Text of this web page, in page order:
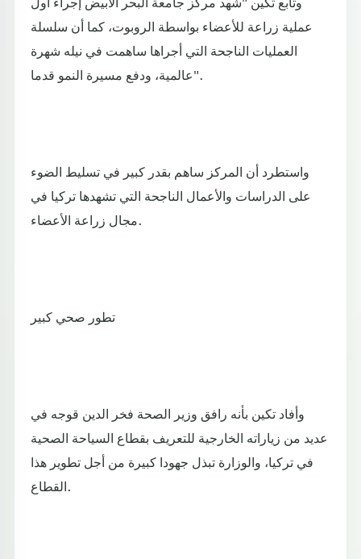
عملية زراعة للأعضاء بواسطة الروبوت، كما أن سلسلة
العمليات الناجحة التي أجراها ساهمت في نيله شهرة
عالمية، ودفع مسيرة النمو قدما".
واستطرد أن المركز ساهم بقدر كبير في تسليط الضوء
على الدراسات والأعمال الناجحة التي تشهدها تركيا في
مجال زراعة الأعضاء.
تطور صحي كبير
وأفاد تكين بأنه رافق وزير الصحة فخر الدين قوجه في
عديد من زياراته الخارجية للتعريف بقطاع السياحة الصحية
في تركيا، والوزارة تبذل جهودا كبيرة من أجل تطوير هذا
القطاع.